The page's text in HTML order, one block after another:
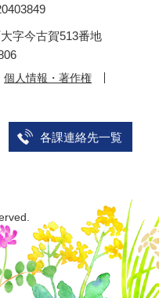
字今古賀513番地
個人情報・著作権
各課連絡先一覧